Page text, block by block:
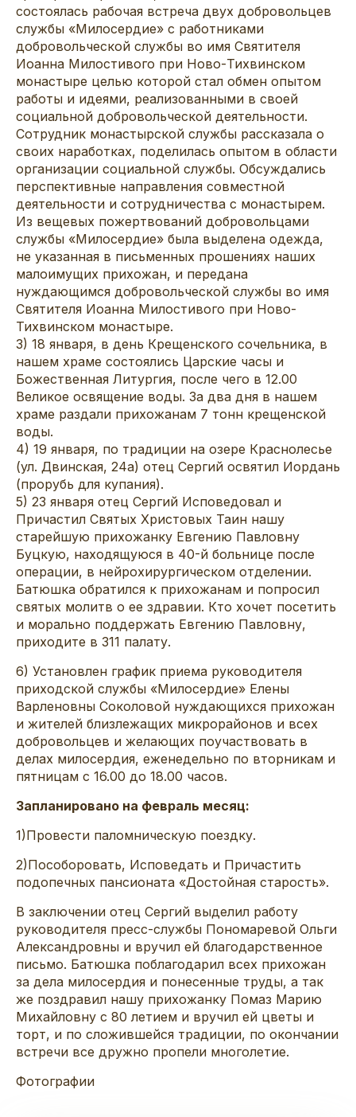
состоялась рабочая встреча двух добровольцев
службы «Милосердие» с работниками
добровольческой службы во имя Святителя
Иоанна Милостивого при Ново-Тихвинском
монастыре целью которой стал обмен опытом
работы и идеями, реализованными в своей
социальной добровольческой деятельности.
Сотрудник монастырской службы рассказала о
своих наработках, поделилась опытом в области
организации социальной службы. Обсуждались
перспективные направления совместной
деятельности и сотрудничества с монастырем.
Из вещевых пожертвований добровольцами
службы «Милосердие» была выделена одежда,
не указанная в письменных прошениях наших
малоимущих прихожан, и передана
нуждающимся добровольческой службы во имя
Святителя Иоанна Милостивого при Ново-
Тихвинском монастыре.
3) 18 января, в день Крещенского сочельника, в
нашем храме состоялись Царские часы и
Божественная Литургия, после чего в 12.00
Великое освящение воды. За два дня в нашем
храме раздали прихожанам 7 тонн крещенской
воды.
4) 19 января, по традиции на озере Краснолесье
(ул. Двинская, 24а) отец Сергий освятил Иордань
(прорубь для купания).
5) 23 января отец Сергий Исповедовал и
Причастил Святых Христовых Таин нашу
старейшую прихожанку Евгению Павловну
Буцкую, находящуюся в 40-й больнице после
операции, в нейрохирургическом отделении.
Батюшка обратился к прихожанам и попросил
святых молитв о ее здравии. Кто хочет посетить
и морально поддержать Евгению Павловну,
приходите в 311 палату.
6) Установлен график приема руководителя
приходской службы «Милосердие» Елены
Варленовны Соколовой нуждающихся прихожан
и жителей близлежащих микрорайонов и всех
добровольцев и желающих поучаствовать в
делах милосердия, еженедельно по вторникам и
пятницам с 16.00 до 18.00 часов.
Запланировано на февраль месяц:
1)Провести паломническую поездку.
2)Пособоровать, Исповедать и Причастить
подопечных пансионата «Достойная старость».
В заключении отец Сергий выделил работу
руководителя пресс-службы Пономаревой Ольги
Александровны и вручил ей благодарственное
письмо. Батюшка поблагодарил всех прихожан
за дела милосердия и понесенные труды, а так
же поздравил нашу прихожанку Помаз Марию
Михайловну с 80 летием и вручил ей цветы и
торт, и по сложившейся традиции, по окончании
встречи все дружно пропели многолетие.
Фотографии